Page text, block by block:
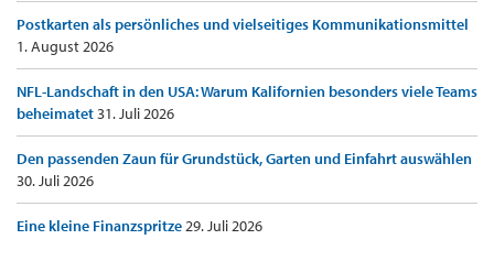
Postkarten als persönliches und vielseitiges Kommunikationsmittel
1. August 2026
NFL-Landschaft in den USA: Warum Kalifornien besonders viele Teams
beheimatet31. Juli 2026
Den passenden Zaun für Grundstück, Garten und Einfahrt auswählen
30. Juli 2026
Eine kleine Finanzspritze29. Juli 2026